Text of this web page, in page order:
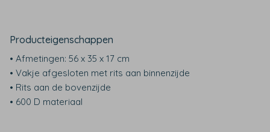
Producteigenschappen
• Afmetingen: 56 x 35 x 17 cm
• Vakje afgesloten met rits aan binnenzijde
• Rits aan de bovenzijde
• 600 D materiaal